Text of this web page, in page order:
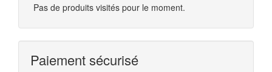
Pas de produits visités pour le moment.
Paiement sécurisé